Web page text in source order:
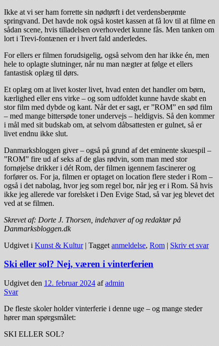
Ikke at vi ser ham forrette sin nødtørft i det verdensberømte
springvand. Det havde nok også kostet kassen at få lov til at filme en
sådan scene, hvis tilladelsen overhovedet kunne fås. Men tanken om
lort i Trevi-fontænen er i hvert fald anderledes.
For ellers er filmen forudsigelig, også selvom den har ikke én, men
hele to oplagte slutninger, når nu man nægter at følge et ellers
fantastisk oplæg til dørs.
Et oplæg om at livet koster livet, hvad enten det handler om børn,
kærlighed eller ens virke – og som udfoldet kunne havde skabt en
stor film med dybde og kant. Når det er sagt, er ”ROM” en sød film
– med mange bittersøde toner undervejs – heldigvis. Så den kommer
i mål med sit budskab om, at selvom dåbsattesten er gulnet, så er
livet endnu ikke slut.
Danmarksbloggen giver – også på grund af det eminente skuespil –
”ROM” fire ud af seks af de glas rødvin, som man med stor
fornøjelse drikker i dét Rom, der filmen igennem fascinerer og
forfører os. For ja, filmen er optaget on location flere steder i Rom –
også i det nabolag, hvor jeg som regel bor, når jeg er i Rom. Så hvis
ikke jeg allerede var forelsket i Den Evige Stad, så var jeg blevet det
ved at se filmen.
Skrevet af: Dorte J. Thorsen, indehaver af og redaktør på
Danmarksbloggen.dk
Udgivet i Kunst & Kultur | Tagget anmeldelse, Rom | Skriv et svar
Ski eller sol? Nej, væren i vinterferien
Udgivet den 12. februar 2024 afadmin
Svar
De fleste skoler holder vinterferie i denne uge – og mange steder
hører man spørgsmålet:
SKI ELLER SOL?